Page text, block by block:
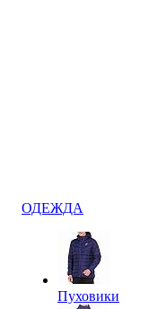
ОДЕЖДА
Пуховики